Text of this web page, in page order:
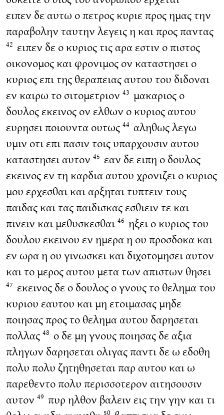
ειπεν δε αυτω ο πετρος κυριε προς ημας την
παραβολην ταυτην λεγεις η και προς παντας
42 ειπεν δε ο κυριος τις αρα εστιν ο πιστος
οικονομος και φρονιμος ον καταστησει ο
κυριος επι της θεραπειας αυτου του διδοναι
εν καιρω το σιτομετριον 43 μακαριος ο
δουλος εκεινος ον ελθων ο κυριος αυτου
ευρησει ποιουντα ουτως 44 αληθως λεγω
υμιν οτι επι πασιν τοις υπαρχουσιν αυτου
καταστησει αυτον 45 εαν δε ειπη ο δουλος
εκεινος εν τη καρδια αυτου χρονιζει ο κυριος
μου ερχεσθαι και αρξηται τυπτειν τους
παιδας και τας παιδισκας εσθιειν τε και
πινειν και μεθυσκεσθαι 46 ηξει ο κυριος του
δουλου εκεινου εν ημερα η ου προσδοκα και
εν ωρα η ου γινωσκει και διχοτομησει αυτον
και το μερος αυτου μετα των απιστων θησει
47 εκεινος δε ο δουλος ο γνους το θελημα του
κυριου εαυτου και μη ετοιμασας μηδε
ποιησας προς το θελημα αυτου δαρησεται
πολλας 48 ο δε μη γνους ποιησας δε αξια
πληγων δαρησεται ολιγας παντι δε ω εδοθη
πολυ πολυ ζητηθησεται παρ αυτου και ω
παρεθεντο πολυ περισσοτερον αιτησουσιν
αυτον 49 πυρ ηλθον βαλειν εις την γην και τι
50